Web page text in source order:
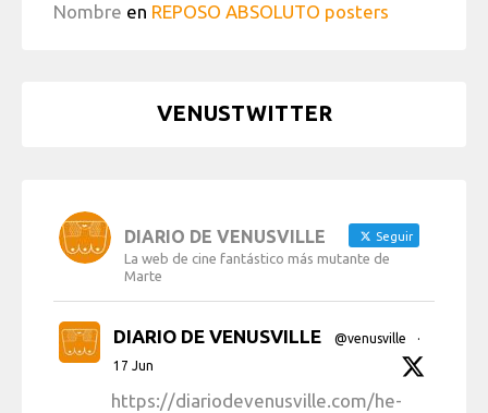
Nombre en REPOSO ABSOLUTO posters
VENUSTWITTER
DIARIO DE VENUSVILLE Seguir
La web de cine fantástico más mutante de
Marte
DIARIO DE VENUSVILLE @venusville
·
17 Jun
https://diariodevenusville.com/he-